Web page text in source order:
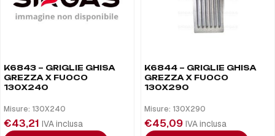
K6843 – GRIGLIE GHISA
GREZZA X FUOCO
130X240
Misure: 130X240
€43,21 IVA inclusa
K6844 – GRIGLIE GHISA
GREZZA X FUOCO
130X290
Misure: 130X290
€45,09 IVA inclusa